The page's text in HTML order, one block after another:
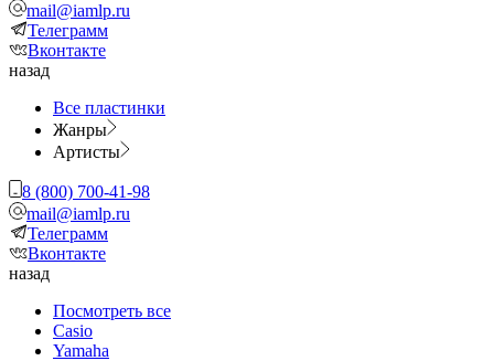
mail@iamlp.ru
Телеграмм
Вконтакте
назад
Все пластинки
Жанры
Артисты
8 (800) 700-41-98
mail@iamlp.ru
Телеграмм
Вконтакте
назад
Посмотреть все
Casio
Yamaha